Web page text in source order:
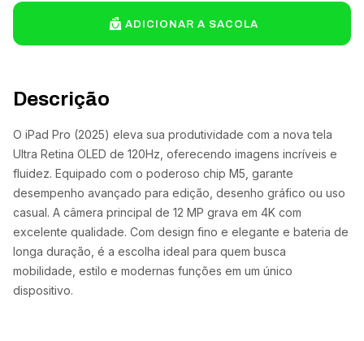
Descrição
O iPad Pro (2025) eleva sua produtividade com a nova tela
Ultra Retina OLED de 120Hz, oferecendo imagens incríveis e
fluidez. Equipado com o poderoso chip M5, garante
desempenho avançado para edição, desenho gráfico ou uso
casual. A câmera principal de 12 MP grava em 4K com
excelente qualidade. Com design fino e elegante e bateria de
longa duração, é a escolha ideal para quem busca
mobilidade, estilo e modernas funções em um único
dispositivo.
ADICIONAR A SACOLA